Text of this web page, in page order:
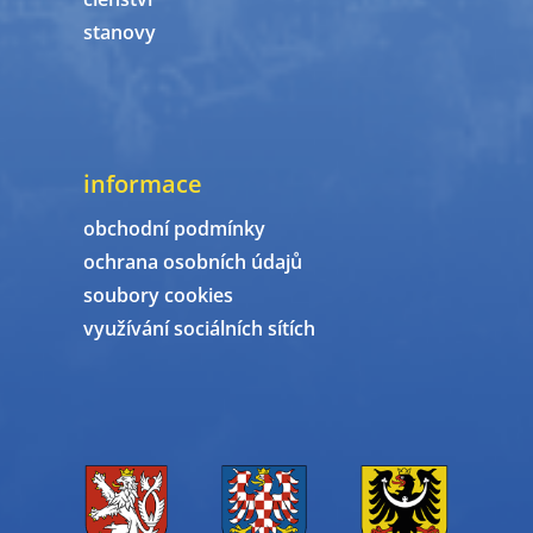
stanovy
informace
obchodní podmínky
ochrana osobních údajů
soubory cookies
využívání sociálních sítích